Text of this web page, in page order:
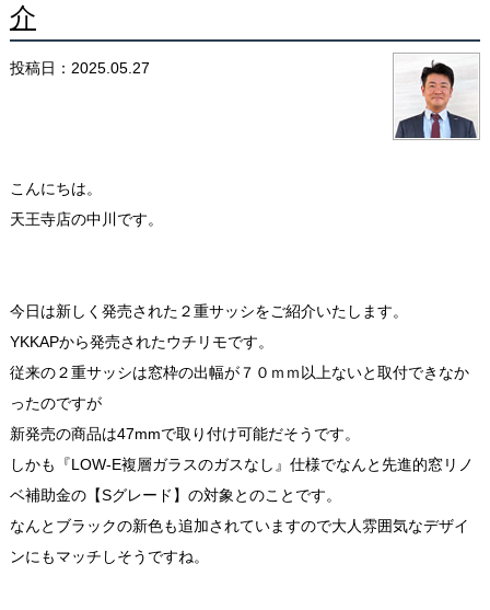
介
投稿日：2025.05.27
こんにちは。
天王寺店の中川です。
今日は新しく発売された２重サッシをご紹介いたします。
YKKAPから発売されたウチリモです。
従来の２重サッシは窓枠の出幅が７０ｍｍ以上ないと取付できなか
ったのですが
新発売の商品は47mmで取り付け可能だそうです。
しかも『LOW-E複層ガラスのガスなし』仕様でなんと先進的窓リノ
ベ補助金の【Sグレード】の対象とのことです。
なんとブラックの新色も追加されていますので大人雰囲気なデザイ
ンにもマッチしそうですね。